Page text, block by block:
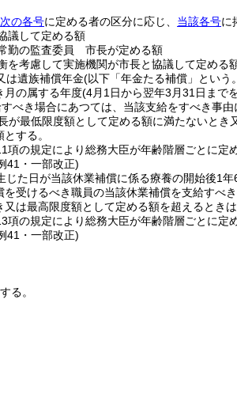
次の各号に定める者の区分に応じ、 当該各号に
議して定める額
勤の監査委員 市長が定める額
考慮して実施機関が市長と協議して定める
は遺族補償年金(以下「年金たる補償」という
月の属する年度(4月1日から翌年3月31日まで
べき場合にあつては、当該支給をすべき事
が最低限度額として定める額に満たないと
する。
の規定により総務大臣が年齢階層ごとに定
41・一部改正)
じた日が当該休業補償に係る療養の開始後1
受けるべき職員の当該休業補償を支給すべ
は最高限度額として定める額を超えるとき
の規定により総務大臣が年齢階層ごとに定
41・一部改正)
る。